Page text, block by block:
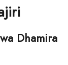
Dhamira